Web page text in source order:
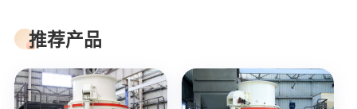
推荐产品